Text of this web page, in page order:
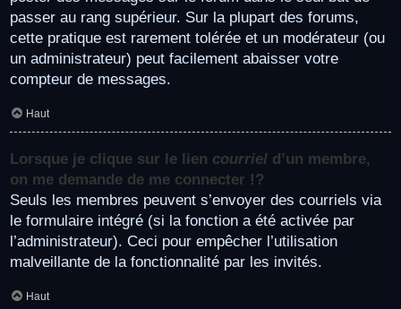
passer au rang supérieur. Sur la plupart des forums,
cette pratique est rarement tolérée et un modérateur (ou
un administrateur) peut facilement abaisser votre
compteur de messages.
Haut
Lorsque je clique sur le lien courriel d’un membre,
on me demande de me connecter !?
Seuls les membres peuvent s’envoyer des courriels via
le formulaire intégré (si la fonction a été activée par
l’administrateur). Ceci pour empêcher l’utilisation
malveillante de la fonctionnalité par les invités.
Haut